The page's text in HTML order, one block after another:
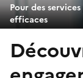
Pour des
efficaces